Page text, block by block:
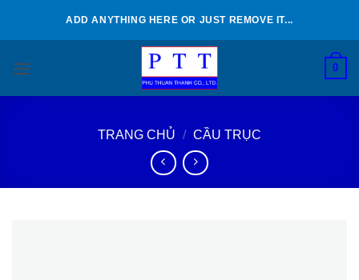
dung
ADD ANYTHING HERE OR JUST REMOVE IT...
0
TRANG CHỦ / CẦU TRỤC